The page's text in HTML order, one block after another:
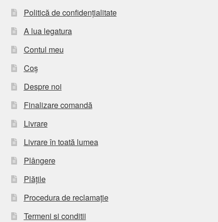
Politică de confidențialitate
A lua legatura
Contul meu
Coș
Despre noi
Finalizare comandă
Livrare
Livrare în toată lumea
Plângere
Plățile
Procedura de reclamație
Termeni si conditii